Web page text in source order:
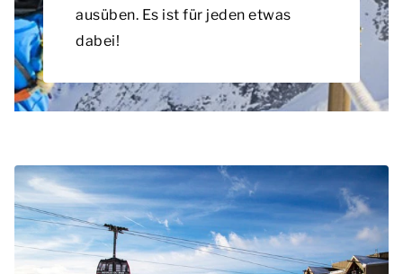
ausüben. Es ist für jeden etwas
dabei!